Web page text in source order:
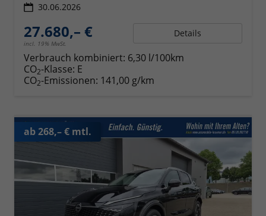
30.06.2026
27.680,– €
incl. 19% MwSt.
Details
Verbrauch kombiniert: 6,30 l/100km
CO2-Klasse: E
CO2-Emissionen: 141,00 g/km
ab 268,– € mtl.